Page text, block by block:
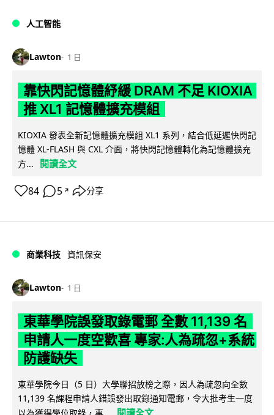
人工智能
Lawton 1 日
靠快閃記憶體紓緩 DRAM 不足 KIOXIA
推 XL1 記憶體擴充模組
KIOXIA 發表全新記憶體擴充模組 XL1 系列，結合低延遲快閃記
憶體 XL-FLASH 與 CXL 介面，將快閃記憶體轉化為記憶體擴充
方...
閱讀全文
84 5 ↗ 分享
商業科技 資訊保安
Lawton 1 日
東華學院誤發取錄電郵 全數 11,139 名
申請人一度空歡喜 專家:人為疏忽+系統
防護缺失
東華學院今日（5 日）大學聯招放榜之際，因人為疏忽向全數
11,139 名課程申請人錯誤發出取錄通知電郵，令大批考生一度
閱讀全文